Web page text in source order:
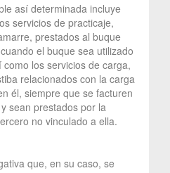
así determinada incluye
servicios de practicaje,
prestados al buque
el buque sea utilizado
los servicios de carga,
relacionados con la carga
él, siempre que se facturen
sean prestados por la
no vinculado a ella.
que, en su caso, se